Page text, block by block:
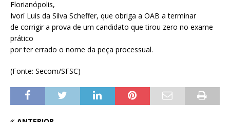
Florianópolis,
Ivorí Luis da Silva Scheffer, que obriga a OAB a terminar
de corrigir a prova de um candidato que tirou zero no exame
prático
por ter errado o nome da peça processual.
(Fonte: Secom/SFSC)